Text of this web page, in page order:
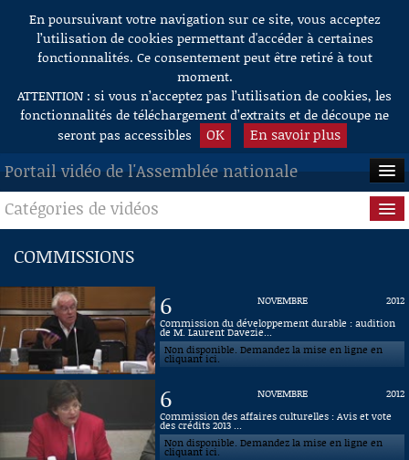
Aller au contenu
En poursuivant votre navigation sur ce site, vous acceptez
l’utilisation de cookies permettant d'accéder à certaines
fonctionnalités. Ce consentement peut être retiré à tout
moment.
ATTENTION : si vous n’acceptez pas l’utilisation de cookies, les
fonctionnalités de téléchargement d’extraits et de découpe ne
seront pas accessibles
OK En savoir plus
Portail vidéo de l'Assemblée nationale
ACCUEIL
EN DIRECT
À LA DEMANDE
RECHERCHE
AIDE À LA DÉCOUPE
DE VIDÉOS
Catégories de vidéos
Questions au Gouvernement
Commissions
Présidence
Évènements
Connaissance, Histoire
COMMISSIONS
6 NOVEMBRE
2012
Commission du développement durable : audition
de M. Laurent Davezie...
Non disponible. Demandez la mise en ligne en
cliquant ici.
6 NOVEMBRE
2012
Commission des affaires culturelles : Avis et vote
des crédits 2013 ...
Non disponible. Demandez la mise en ligne en
cliquant ici.